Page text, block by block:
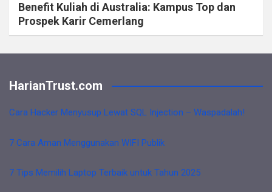
Benefit Kuliah di Australia: Kampus Top dan
Prospek Karir Cemerlang
HarianTrust.com
Cara Hacker Menyusup Lewat SQL Injection – Waspadalah!
7 Cara Aman Menggunakan WIFI Publik
7 Tips Memilih Laptop Terbaik untuk Tahun 2025